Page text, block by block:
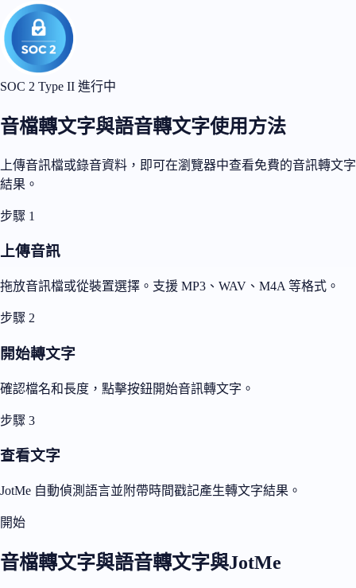
SOC 2 Type II 進行中
音檔轉文字與語音轉文字使用方法
上傳音訊檔或錄音資料，即可在瀏覽器中查看免費的音訊轉文字
結果。
步驟 1
上傳音訊
拖放音訊檔或從裝置選擇。支援 MP3、WAV、M4A 等格式。
步驟 2
開始轉文字
確認檔名和長度，點擊按鈕開始音訊轉文字。
步驟 3
查看文字
JotMe 自動偵測語言並附帶時間戳記產生轉文字結果。
開始
音檔轉文字與語音轉文字與JotMe